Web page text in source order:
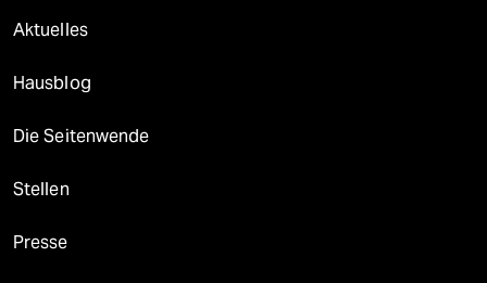
Aktuelles
Hausblog
Die Seitenwende
Stellen
Presse